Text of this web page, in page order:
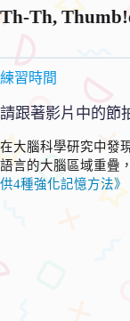
Th-Th,
練習時間
請跟著影片中的節
在大腦科學研究中發
語言的大腦區域重疊
供4種強化記憶方法》